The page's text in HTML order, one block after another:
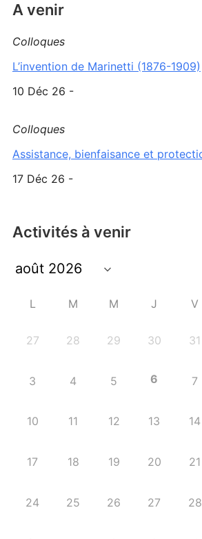
A venir
Colloques
L’invention de Marinetti (1876-1909)
10 Déc 26 -
Colloques
Assistance, bienfaisance et
17 Déc 26 -
Activités à venir
L M M J V
27 28 29 30 31
3 4 5 6 7
10 11 12 13 14
17 18 19 20 21
24 25 26 27 28